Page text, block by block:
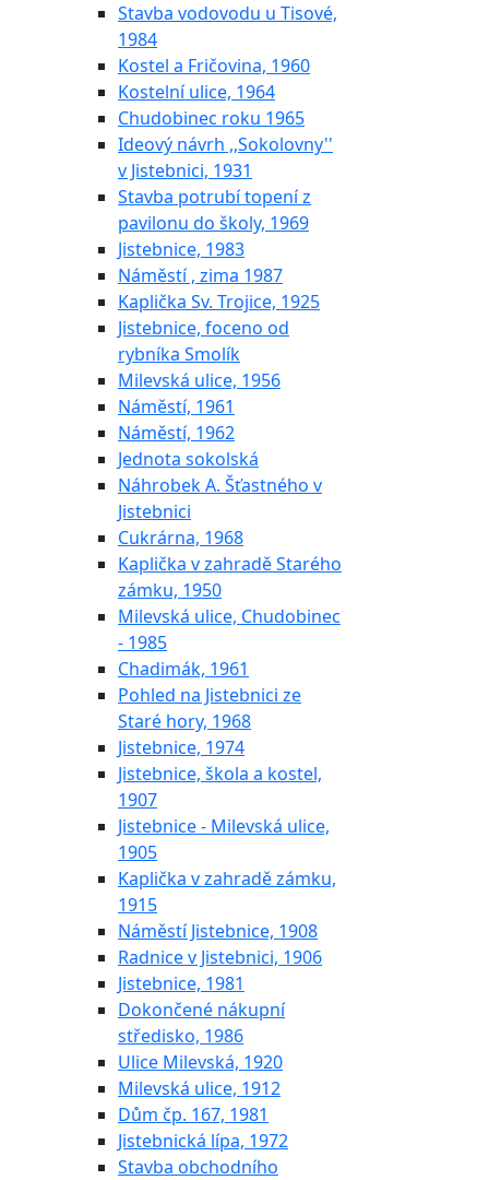
Stavba vodovodu u Tisové,
1984
Kostel a Fričovina, 1960
Kostelní ulice, 1964
Chudobinec roku 1965
Ideový návrh ,,Sokolovny''
v Jistebnici, 1931
Stavba potrubí topení z
pavilonu do školy, 1969
Jistebnice, 1983
Náměstí , zima 1987
Kaplička Sv. Trojice, 1925
Jistebnice, foceno od
rybníka Smolík
Milevská ulice, 1956
Náměstí, 1961
Náměstí, 1962
Jednota sokolská
Náhrobek A. Šťastného v
Jistebnici
Cukrárna, 1968
Kaplička v zahradě Starého
zámku, 1950
Milevská ulice, Chudobinec
- 1985
Chadimák, 1961
Pohled na Jistebnici ze
Staré hory, 1968
Jistebnice, 1974
Jistebnice, škola a kostel,
1907
Jistebnice - Milevská ulice,
1905
Kaplička v zahradě zámku,
1915
Náměstí Jistebnice, 1908
Radnice v Jistebnici, 1906
Jistebnice, 1981
Dokončené nákupní
středisko, 1986
Ulice Milevská, 1920
Milevská ulice, 1912
Dům čp. 167, 1981
Jistebnická lípa, 1972
Stavba obchodního